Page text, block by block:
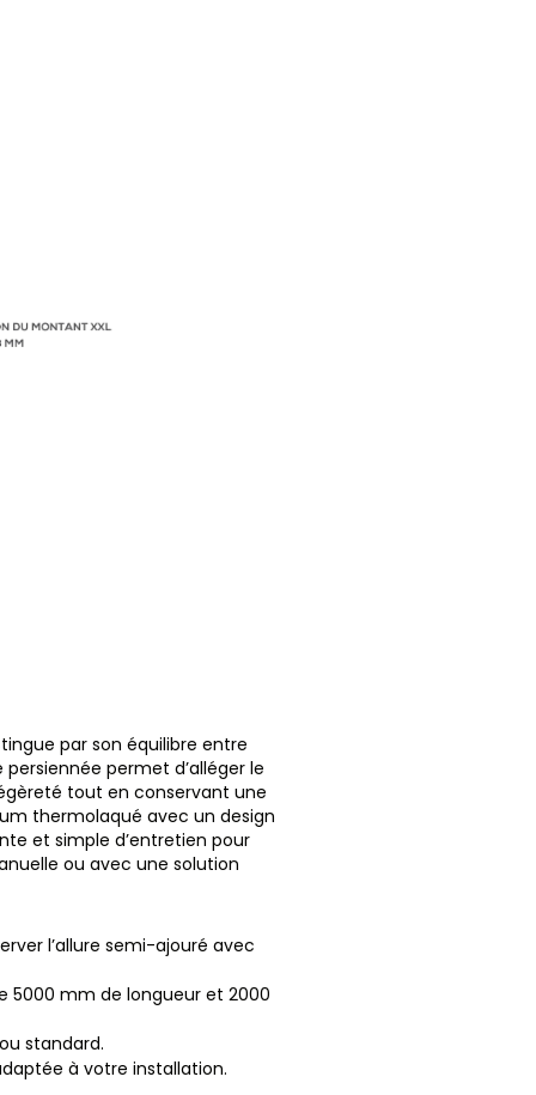
par son équilibre entre
permet d’alléger le
tout en conservant une
thermolaqué avec un design
et simple d’entretien pour
ou avec une solution
l’allure semi-ajouré avec
5000 mm de longueur et 2000
standard.
à votre installation.